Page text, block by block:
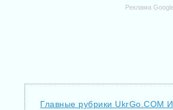
Реклама
Главные рубрики UkrGo.COM